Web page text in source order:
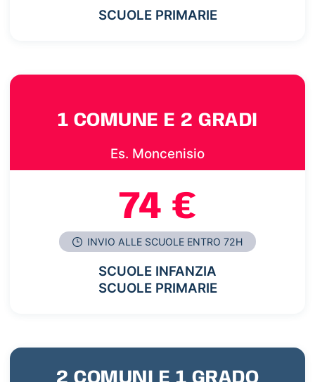
SCUOLE PRIMARIE
1 COMUNE E 2 GRADI
Es. Moncenisio
74 €
INVIO ALLE SCUOLE ENTRO 72H
SCUOLE INFANZIA
SCUOLE PRIMARIE